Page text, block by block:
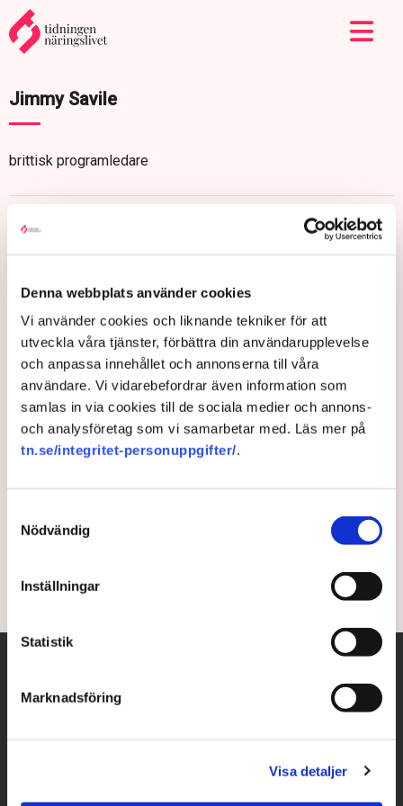
Denna webbplats använder cookies
Vi använder cookies och liknande tekniker för att
utveckla våra tjänster, förbättra din användarupplevelse
och anpassa innehållet och annonserna till våra
användare. Vi vidarebefordrar även information som
samlas in via cookies till de sociala medier och annons-
och analysföretag som vi samarbetar med. Läs mer på
tn.se/integritet-personuppgifter/.
Nödvändig
Inställningar
Statistik
Marknadsföring
Visa detaljer
Jimmy Savile
brittisk programledare
Boris Johnson avgår – flera
Storbritanniens premiärminister Boris Johnson
avgår – men ämnar att sitta kvar till hösten.
4 years ago |